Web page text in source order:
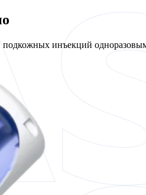
подкожных инъекций